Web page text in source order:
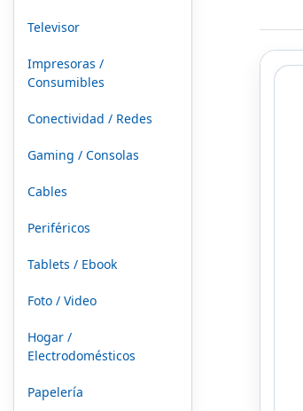
Televisor
Impresoras /
Consumibles
Conectividad / Redes
Gaming / Consolas
Cables
Periféricos
Tablets / Ebook
Foto / Video
Hogar /
Electrodomésticos
Papelería